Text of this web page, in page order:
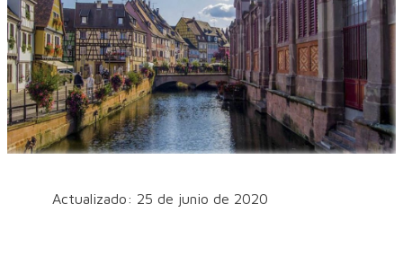
Actualizado: 25 de junio de 2020